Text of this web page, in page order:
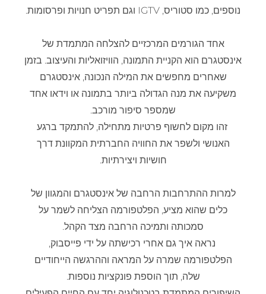
נוספים, כמו סטוריס, IGTV וגם תפריט חנויות ופרסומות.
אחד הגורמים המרכזיים להצלחה המתמדת של
אינסטגרם הוא הקניית התמונה, הוויזואליות והעיצוב. בזמן
שאחרים מחפשים את המילה הנכונה, אינסטגרם
משקיעה את מנה הגדולה ביותר בתמונה או וידאו אחד
שמספר סיפור מורכב.
זהו מקום לחשוף פרטיות מתחילה, להתמקד ברגע
האנושי ולשפר את החוויה החברתית המקוונת דרך
חושיות ויצירתיות.
למרות ההתרחבות הרחבה של אינסטגרם והמגוון של
כלים שהוא מציע, הפלטפורמה הצליחה לשמר על
סמכותה ותמיכה הרחבה מצד הקהל.
נראה איך גם אחרי רכישתה על ידי פייסבוק,
הפלטפורמה שמרה על המראה וההרגשה הייחודיים
שלה, תוך הוספת פונקציות נוספות.